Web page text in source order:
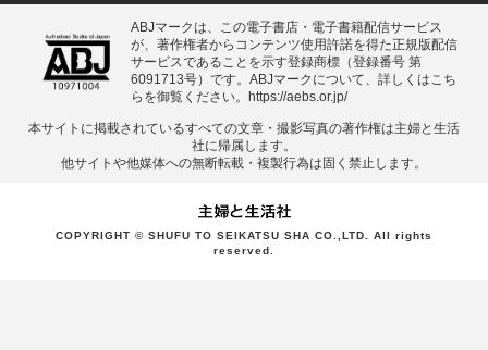
ABJマークは、この電子書店・電子書籍配信サービス
が、著作権者からコンテンツ使用許諾を得た正規版配信
サービスであることを示す登録商標（登録番号 第
6091713号）です。ABJマークについて、詳しくはこち
らを御覧ください。
https://aebs.or.jp/
本サイトに掲載されているすべての⽂章・撮影写真の著作権は主婦と⽣活
社に帰属します。
他サイトや他媒体への無断転載・複製⾏為は固く禁⽌します。
COPYRIGHT © SHUFU TO SEIKATSU SHA CO.,LTD. All rights
reserved.